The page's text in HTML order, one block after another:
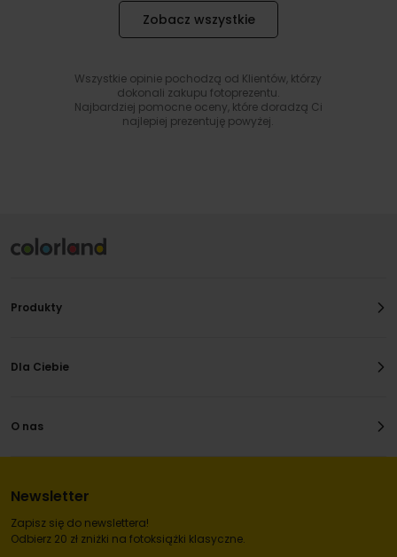
Zobacz wszystkie
Wszystkie opinie pochodzą od Klientów, którzy
dokonali zakupu fotoprezentu.
Najbardziej pomocne oceny, które doradzą Ci
najlepiej prezentuję powyżej.
Produkty
Dla Ciebie
O nas
Newsletter
Zapisz się do newslettera!
Odbierz 20 zł zniżki na fotoksiążki klasyczne.